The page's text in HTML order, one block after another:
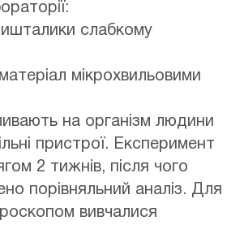
слабкому
мікрохвильовими
на організм людини
пристрої. Експеримент
2 тижнів, після чого
порівняльний аналіз. Для
вивчалися